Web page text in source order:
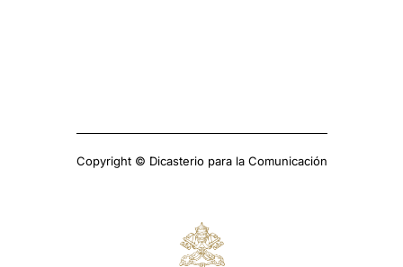
Copyright © Dicasterio para la Comunicación